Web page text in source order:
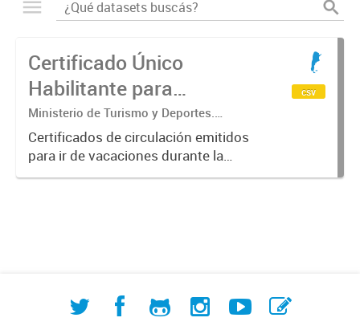
Certificado Único
Habilitante para
Circulación (CUHC) -
VERANO
Ministerio de Turismo y Deportes.
Subsecretaría de Desarrollo Estratégico.
Dirección Nacional de Mercados y
Estadística
Certificados de circulación emitidos
para ir de vacaciones durante la
emergencia sanitaria
csv